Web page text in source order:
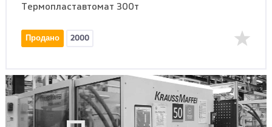
Термопластавтомат 300т
Продано 2000